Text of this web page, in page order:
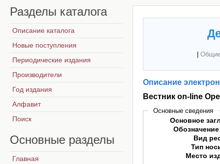
Описание
Вестник on-line
Основные сведения
Основное
Вид
Тип
Место
Разделы каталога
Описание каталога
Новые поступления
Периодические издания
Производители
Год издания
Алфавит
Поиск
Основные разделы
Главная